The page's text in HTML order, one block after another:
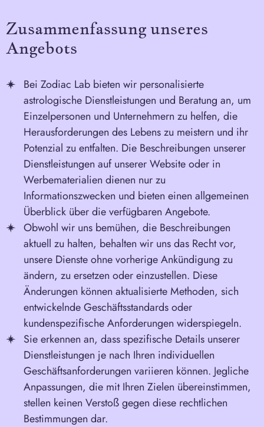
Zusammenfassung unseres
Angebots
Bei Zodiac Lab bieten wir personalisierte
astrologische Dienstleistungen und Beratung an, um
Einzelpersonen und Unternehmern zu helfen, die
Herausforderungen des Lebens zu meistern und ihr
Potenzial zu entfalten. Die Beschreibungen unserer
Dienstleistungen auf unserer Website oder in
Werbematerialien dienen nur zu
Informationszwecken und bieten einen allgemeinen
Überblick über die verfügbaren Angebote.
Obwohl wir uns bemühen, die Beschreibungen
aktuell zu halten, behalten wir uns das Recht vor,
unsere Dienste ohne vorherige Ankündigung zu
ändern, zu ersetzen oder einzustellen. Diese
Änderungen können aktualisierte Methoden, sich
entwickelnde Geschäftsstandards oder
kundenspezifische Anforderungen widerspiegeln.
Sie erkennen an, dass spezifische Details unserer
Dienstleistungen je nach Ihren individuellen
Geschäftsanforderungen variieren können. Jegliche
Anpassungen, die mit Ihren Zielen übereinstimmen,
stellen keinen Verstoß gegen diese rechtlichen
Bestimmungen dar.